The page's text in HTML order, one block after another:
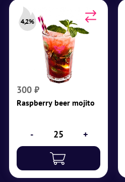
4,2%
300 ₽
Raspberry beer mojito
- +
Raspberry beer mojito
Крепость 4,2%
Светлое пиво, малина,
малиновый сироп,
содовая, лайм, мята,
300
₽